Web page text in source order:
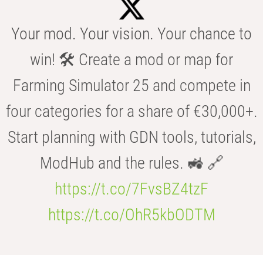
Your mod. Your vision. Your chance to
win! 🛠️ Create a mod or map for
Farming Simulator 25 and compete in
four categories for a share of €30,000+.
Start planning with GDN tools, tutorials,
ModHub and the rules. 🚜 🔗
https://t.co/7FvsBZ4tzF
https://t.co/OhR5kbODTM